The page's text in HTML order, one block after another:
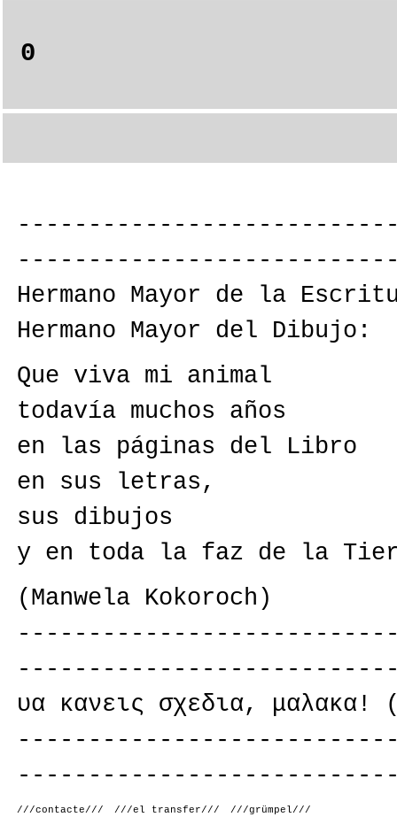
0
Hermano Mayor de la
Hermano Mayor del Dibujo:
Que viva mi animal
todavía muchos años
en las páginas del Libro
en sus letras,
sus dibujos
y en toda la faz de la
(Manwela Kokoroch)
υα κανεις σχεδια,
///contacte/// ///el transfer/// ///grümpel///